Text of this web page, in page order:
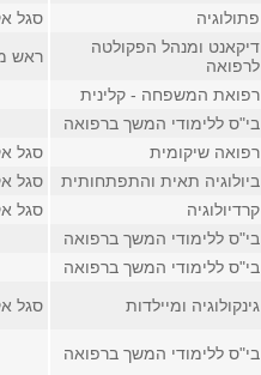
פתולוגיה
סגל
דיקאנט ומנהל הפקולטה
לרפואה
ראש
רפואת המשפחה - קלינית
בי"ס ללימודי המשך ברפואה
רפואה שיקומית
סגל
ביולוגיה תאית והתפתחותית
סגל
קרדיולוגיה סגל
בי"ס ללימודי המשך ברפואה
בי"ס ללימודי המשך ברפואה
גינקולוגיה ומיילדות סגל
בי"ס ללימודי המשך ברפואה